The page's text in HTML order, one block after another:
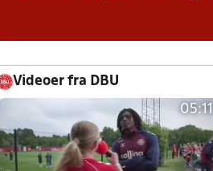
Videoer fra DBU
05:11